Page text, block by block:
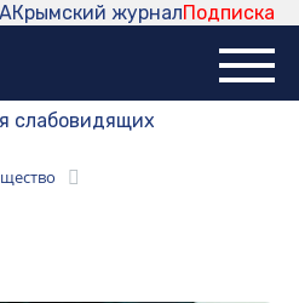
Подписка
Крымский журнал
слабовидящих